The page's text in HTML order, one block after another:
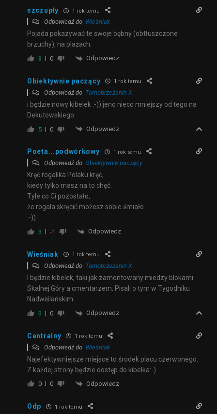
szczupły 1 rok temu
Odpowiedź do Wieśniak
Pojada pokazywać te swoje bębny (obtłuszczone
brzuchy), na plażach.
3 0 Odpowiedz
Obiektywnie paczący 1 rok temu
Odpowiedź do Tarnobrzeżanin X
i będzie nowy kibelek :-)) jeno nieco mniejszy od tego na
Dekutowskiego.
5 0 Odpowiedz
Poeta...podwórkowy 1 rok temu
Odpowiedź do Obiektywnie paczący
Kręć rogalika Polaku kręć,
kiedy tylko masz na to chęć.
Tyle co Ci pozostało,
że rogala skręcić możesz sobie śmiało.
:-))
3 -1 Odpowiedz
Wieśniak 1 rok temu
Odpowiedź do Tarnobrzeżanin X
I będzie kibelek, taki jak zamontowany miedzy blokami
Skalnej Góry a cmentarzem. Pisali o tym w Tygodniku
Nadwiślańskim.
3 0 Odpowiedz
Centralny 1 rok temu
Odpowiedź do Wieśniak
Najefektywniejsze miejsce to środek placu czerwonego.
Z każdej strony będzie dostęp do kibelka:-)
0 0 Odpowiedz
Odp 1 rok temu